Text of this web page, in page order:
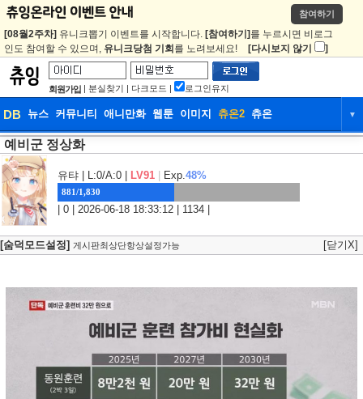
참여하기
[08월2주차] 유니크뽑기 이벤트를 시작합니다. [참여하기] 를 누르시면 비로그
인도 참여할 수 있으며, 유니크당첨 기회 를 노려보세요! [다시보지 않기 ]
회원가입 | 분실찾기 | 다크모드 | 로그인유지
DB 뉴스 커뮤니티 애니만화 웹툰 이미지 츄온2 츄온 ▼
DB
웹툰 이미지
예비군 정상화
유탸 | L:0/A:0 | LV91 Exp.48%
881/1,830
| 0 | 2026-06-18 18:33:12 | 1134 |
[숨덕모드설정] 게시판최상단항상설정가능 [닫기X]